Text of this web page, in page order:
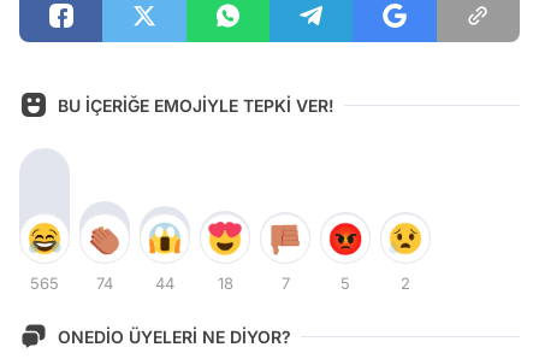
BU İÇERİĞE EMOJİYLE TEPKİ VER!
565 74 44 18 7 5 2
ONEDİO ÜYELERİ NE DİYOR?